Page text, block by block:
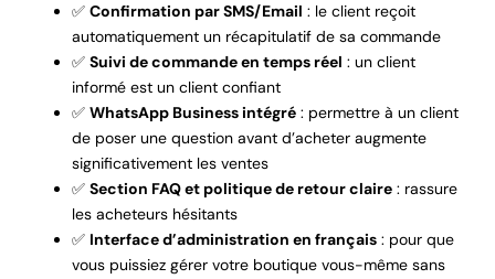
✅ Confirmation par SMS/Email : le client reçoit
automatiquement un récapitulatif de sa commande
✅ Suivi de commande en temps réel : un client
informé est un client confiant
✅ WhatsApp Business intégré : permettre à un client
de poser une question avant d’acheter augmente
significativement les ventes
✅ Section FAQ et politique de retour claire : rassure
les acheteurs hésitants
✅ Interface d’administration en français : pour que
vous puissiez gérer votre boutique vous-même sans